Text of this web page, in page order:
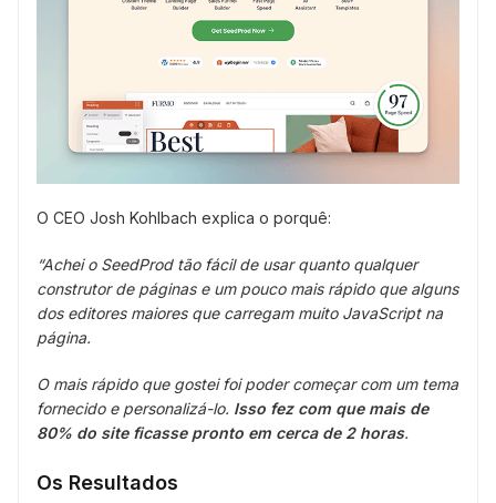
O CEO Josh Kohlbach explica o porquê:
“Achei o SeedProd tão fácil de usar quanto qualquer
construtor de páginas e um pouco mais rápido que alguns
dos editores maiores que carregam muito JavaScript na
página.
O mais rápido que gostei foi poder começar com um tema
fornecido e personalizá-lo. Isso fez com que mais de
80% do site ficasse pronto em cerca de 2 horas.
Os Resultados